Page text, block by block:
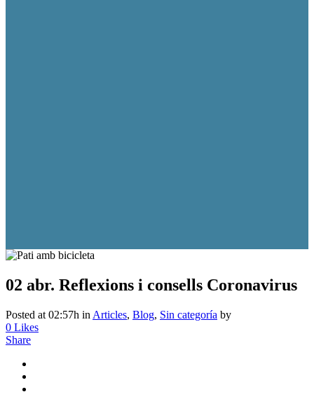
02 abr. Reflexions i consells Coronavirus
Posted at 02:57h in Articles, Blog, Sin categoría by
0 Likes
Share